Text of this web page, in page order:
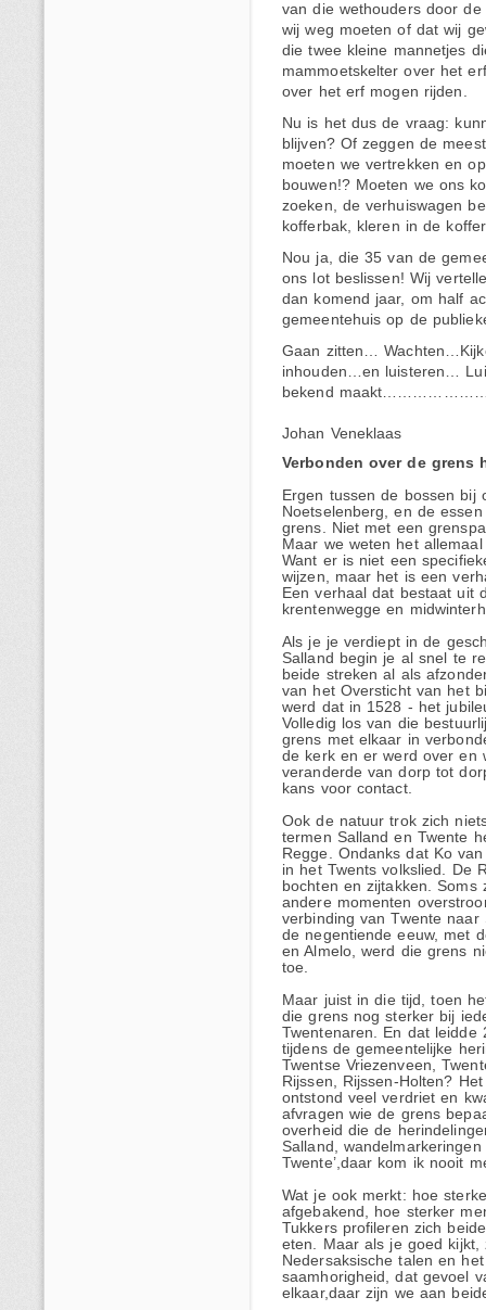
van die wethouders door
wij weg moeten of dat wij
die twee kleine mannetjes
mammoetskelter over het
over het erf mogen rijden.
Nu is het dus de vraag:
blijven? Of zeggen de
moeten we vertrekken en
bouwen!? Moeten we ons
zoeken, de verhuiswagen
kofferbak, kleren in de
Nou ja, die 35 van de
ons lot beslissen! Wij
dan komend jaar, om half
gemeentehuis op de
Gaan zitten…
inhouden…en luisteren…
bekend
Johan Veneklaas
Verbonden over de grens
Ergen tussen de bossen bij
Noetselenberg, en de
grens. Niet met een
Maar we weten het
Want er is niet een
wijzen, maar het is een
Een verhaal dat bestaat uit
krentenwegge en
Als je je verdiept in de
Salland begin je al snel te
beide streken al als
van het Oversticht van het
werd dat in 1528 - het
Volledig los van die
grens met elkaar in
de kerk en er werd over en
veranderde van dorp tot
kans voor contact.
Ook de natuur trok zich
termen Salland en Twente
Regge. Ondanks dat Ko
in het Twents volkslied. De
bochten en zijtakken.
andere momenten
verbinding van Twente
de negentiende eeuw, met
en Almelo, werd die grens
toe.
Maar juist in die tijd, toen
die grens nog sterker bij
Twentenaren. En dat
tijdens de gemeentelijke
Twentse Vriezenveen,
Rijssen, Rijssen-Holten?
ontstond veel verdriet en
afvragen wie de grens
overheid die de
Salland,
Twente’,daar kom ik nooit
Wat je ook merkt: hoe
afgebakend, hoe sterker
Tukkers profileren zich
eten. Maar als je goed
Nedersaksische talen en
saamhorigheid, dat gevoel
elkaar,daar zijn we aan